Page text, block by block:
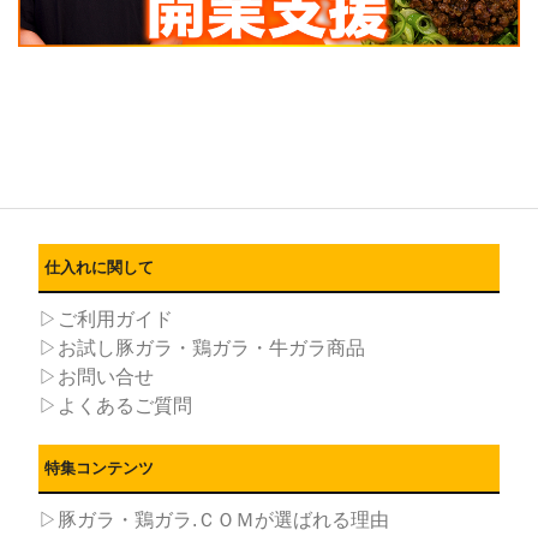
仕入れに関して
▷ご利用ガイド
▷お試し豚ガラ・鶏ガラ・牛ガラ商品
▷お問い合せ
▷よくあるご質問
特集コンテンツ
▷豚ガラ・鶏ガラ.ＣＯＭが選ばれる理由